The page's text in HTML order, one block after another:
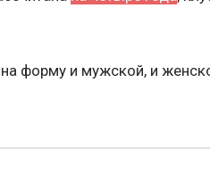
форму и мужской, и